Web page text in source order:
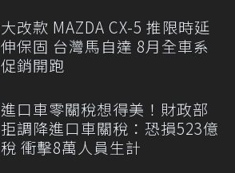
大改款 MAZDA CX-5 推限時延
伸保固 台灣馬自達 8月全車系
促銷開跑
進口車零關稅想得美！財政部
拒調降進口車關稅：恐損523億
稅 衝擊8萬人員生計